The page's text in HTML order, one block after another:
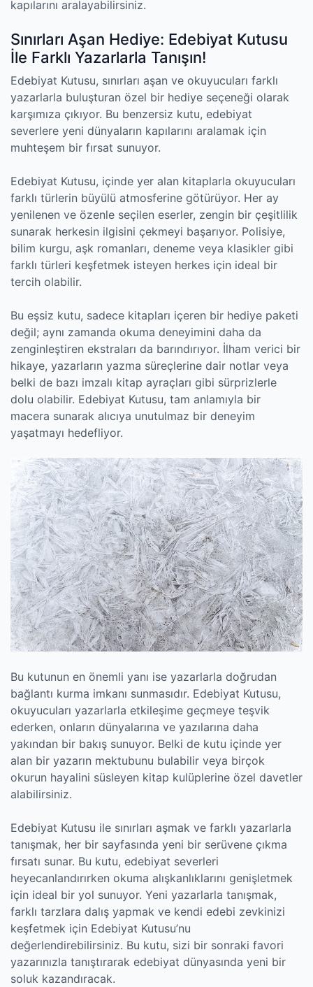
kapılarını aralayabilirsiniz.
Sınırları Aşan Hediye: Edebiyat Kutusu
İle Farklı Yazarlarla Tanışın!
Edebiyat Kutusu, sınırları aşan ve okuyucuları farklı
yazarlarla buluşturan özel bir hediye seçeneği olarak
karşımıza çıkıyor. Bu benzersiz kutu, edebiyat
severlere yeni dünyaların kapılarını aralamak için
muhteşem bir fırsat sunuyor.
Edebiyat Kutusu, içinde yer alan kitaplarla okuyucuları
farklı türlerin büyülü atmosferine götürüyor. Her ay
yenilenen ve özenle seçilen eserler, zengin bir çeşitlilik
sunarak herkesin ilgisini çekmeyi başarıyor. Polisiye,
bilim kurgu, aşk romanları, deneme veya klasikler gibi
farklı türleri keşfetmek isteyen herkes için ideal bir
tercih olabilir.
Bu eşsiz kutu, sadece kitapları içeren bir hediye paketi
değil; aynı zamanda okuma deneyimini daha da
zenginleştiren ekstraları da barındırıyor. İlham verici bir
hikaye, yazarların yazma süreçlerine dair notlar veya
belki de bazı imzalı kitap ayraçları gibi sürprizlerle
dolu olabilir. Edebiyat Kutusu, tam anlamıyla bir
macera sunarak alıcıya unutulmaz bir deneyim
yaşatmayı hedefliyor.
Bu kutunun en önemli yanı ise yazarlarla doğrudan
bağlantı kurma imkanı sunmasıdır. Edebiyat Kutusu,
okuyucuları yazarlarla etkileşime geçmeye teşvik
ederken, onların dünyalarına ve yazılarına daha
yakından bir bakış sunuyor. Belki de kutu içinde yer
alan bir yazarın mektubunu bulabilir veya birçok
okurun hayalini süsleyen kitap kulüplerine özel davetler
alabilirsiniz.
Edebiyat Kutusu ile sınırları aşmak ve farklı yazarlarla
tanışmak, her bir sayfasında yeni bir serüvene çıkma
fırsatı sunar. Bu kutu, edebiyat severleri
heyecanlandırırken okuma alışkanlıklarını genişletmek
için ideal bir yol sunuyor. Yeni yazarlarla tanışmak,
farklı tarzlara dalış yapmak ve kendi edebi zevkinizi
keşfetmek için Edebiyat Kutusu’nu
değerlendirebilirsiniz. Bu kutu, sizi bir sonraki favori
yazarınızla tanıştırarak edebiyat dünyasında yeni bir
soluk kazandıracak.